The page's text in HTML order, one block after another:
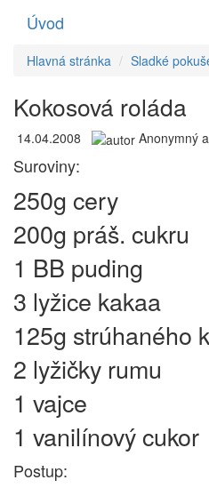
Úvod
Hlavná stránka Sladké
Kokosová roláda
14.04.2008 Anonymný
Suroviny:
250g cery
200g práš. cukru
1 BB puding
3 lyžice kakaa
125g strúhaného
2 lyžičky rumu
1 vajce
1 vanilínový cukor
Postup: